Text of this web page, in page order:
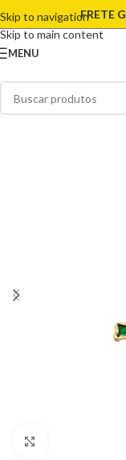
Skip to navigation
Skip to main content
FRETE
MENU